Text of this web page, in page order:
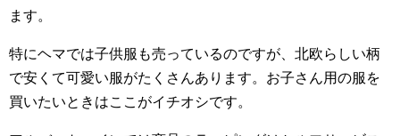
ます。
特にヘマでは子供服も売っているのですが、北欧らしい柄
で安くて可愛い服がたくさんあります。お子さん用の服を
買いたいときはここがイチオシです。